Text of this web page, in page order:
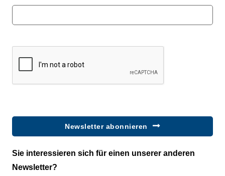
Newsletter abonnieren
Sie interessieren sich für einen unserer anderen
Newsletter?